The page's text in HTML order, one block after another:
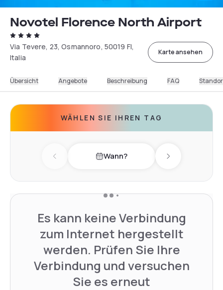
Novotel Florence North Airport
Via Tevere, 23, Osmannoro, 50019 FI,
Italia
Karte ansehen
Übersicht Angebote Beschreibung FAQ
WÄHLEN SIE IHREN TAG
Previous day Wann? Next day
Es kann keine Verbindung
zum Internet hergestellt
werden. Prüfen Sie Ihre
Verbindung und versuchen
Sie es erneut